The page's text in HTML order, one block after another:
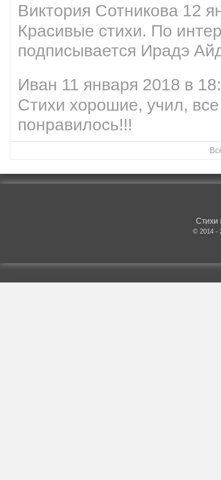
Виктория Сотникова 12
Красивые стихи. По
подписывается Ирадэ
Иван 11 января 2018 в
Стихи хорошие, учил,
понравилось!!!
Стихи
© 2014 -